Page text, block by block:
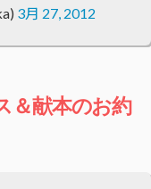
3月 27, 2012
＆献本のお約